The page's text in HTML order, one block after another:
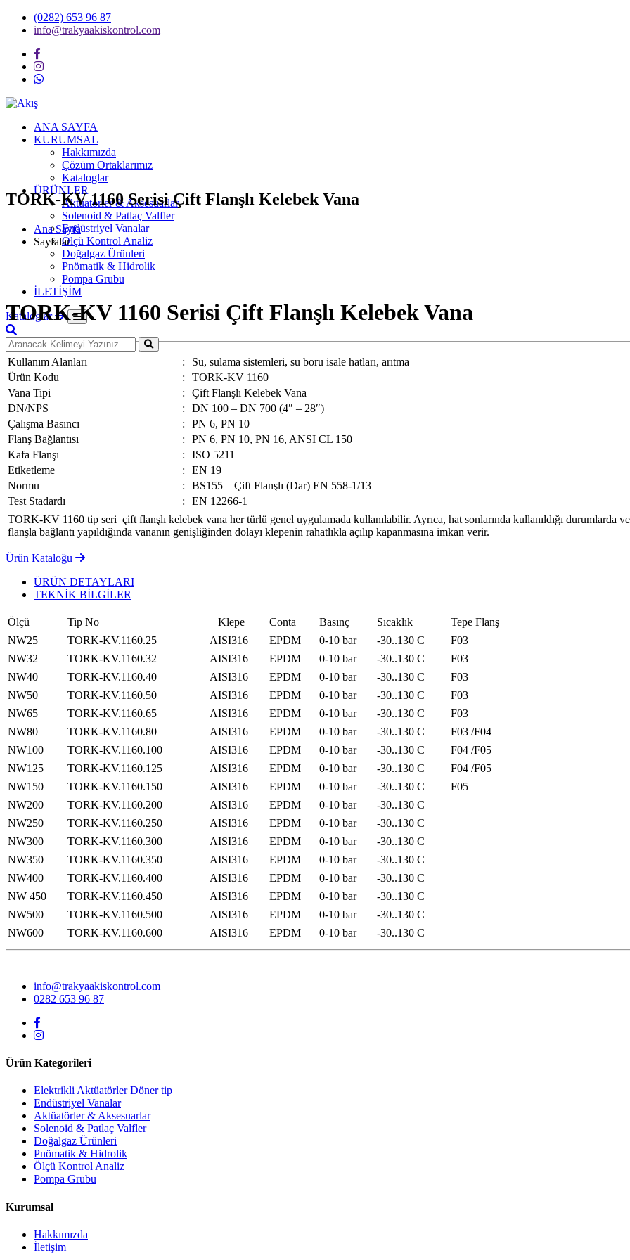
(0282) 653 96 87
info@trakyaakiskontrol.com
ANA SAYFA
KURUMSAL
Hakkımızda
Çözüm Ortaklarımız
Kataloglar
ÜRÜNLER
Aktüatörler & Aksesuarlar
Solenoid & Patlaç Valfler
Endüstriyel Vanalar
Ölçü Kontrol Analiz
Doğalgaz Ürünleri
Pnömatik & Hidrolik
Pompa Grubu
İLETİŞİM
Kataloglar
TORK-KV 1160 Serisi Çift Flanşlı Kelebek Vana
Ana Sayfa
Sayfalar
TORK-KV 1160 Serisi Çift Flanşlı Kelebek Vana
Kullanım Alanları :
Su, sulama sistemleri, su boru isale hatları, arıtma
Ürün Kodu
:
TORK-KV 1160
Vana Tipi
:
Çift Flanşlı Kelebek Vana
DN/NPS
:
DN 100 – DN 700 (4″ – 28″)
Çalışma Basıncı
:
PN 6, PN 10
Flanş Bağlantısı
:
PN 6, PN 10, PN 16, ANSI CL 150
Kafa Flanşı
:
ISO 5211
Etiketleme
:
EN 19
Normu
:
BS155 – Çift Flanşlı (Dar) EN 558-1/13
Test Stadardı
:
EN 12266-1
TORK-KV 1160 tip seri çift flanşlı kelebek vana her türlü genel uygulamada kullanılabilir. Ayrıca, hat sonlarında kullanıldığı durumlarda
flanşla bağlantı yapıldığında vananın genişliğinden dolayı klepenin rahatlıkla açılıp kapanmasına imkan verir.
Ürün Kataloğu
ÜRÜN DETAYLARI
TEKNİK BİLGİLER
Ölçü Tip No Klepe Conta Basınç Sıcaklık
Tepe Flanş
NW25
TORK-KV.1160.25 AISI316 EPDM 0-10 bar -30..130 C
F03
NW32
TORK-KV.1160.32 AISI316 EPDM 0-10 bar -30..130 C
F03
NW40
TORK-KV.1160.40 AISI316 EPDM 0-10 bar -30..130 C
F03
NW50
TORK-KV.1160.50 AISI316 EPDM 0-10 bar -30..130 C
F03
NW65
TORK-KV.1160.65 AISI316 EPDM 0-10 bar -30..130 C
F03
NW80
TORK-KV.1160.80 AISI316 EPDM 0-10 bar -30..130 C
F03 /F04
NW100
TORK-KV.1160.100 AISI316 EPDM 0-10 bar -30..130 C
F04 /F05
NW125
TORK-KV.1160.125 AISI316 EPDM 0-10 bar -30..130 C
F04 /F05
NW150
TORK-KV.1160.150 AISI316 EPDM 0-10 bar -30..130 C
F05
NW200
TORK-KV.1160.200 AISI316 EPDM 0-10 bar
-30..130 C
NW250
TORK-KV.1160.250 AISI316 EPDM 0-10 bar
-30..130 C
NW300
TORK-KV.1160.300 AISI316 EPDM 0-10 bar
-30..130 C
NW350
TORK-KV.1160.350 AISI316 EPDM 0-10 bar
-30..130 C
NW400
TORK-KV.1160.400 AISI316 EPDM 0-10 bar
-30..130 C
NW 450
TORK-KV.1160.450 AISI316 EPDM 0-10 bar
-30..130 C
NW500
TORK-KV.1160.500 AISI316 EPDM 0-10 bar
-30..130 C
NW600
TORK-KV.1160.600 AISI316 EPDM 0-10 bar -30..130 C
info@trakyaakiskontrol.com
0282 653 96 87
Ürün Kategorileri
Elektrikli Aktüatörler Döner tip
Endüstriyel Vanalar
Aktüatörler & Aksesuarlar
Solenoid & Patlaç Valfler
Doğalgaz Ürünleri
Pnömatik & Hidrolik
Ölçü Kontrol Analiz
Pompa Grubu
Kurumsal
Hakkımızda
İletişim